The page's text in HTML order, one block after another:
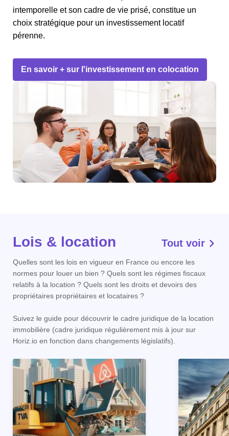
intemporelle et son cadre de vie prisé, constitue un
choix stratégique pour un investissement locatif
pérenne.
En savoir + sur l'investissement en colocation
Lois & location Tout voir
Quelles sont les lois en vigueur en France ou encore les
normes pour louer un bien ? Quels sont les régimes fiscaux
relatifs à la location ? Quels sont les droits et devoirs des
propriétaires propriétaires et locataires ?
Suivez le guide pour découvrir le cadre juridique de la location
immobilière (cadre juridique régulièrement mis à jour sur
Horiz.io en fonction dans changements législatifs).